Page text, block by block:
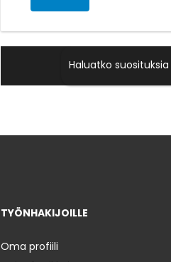
Haluatko
TYÖNHAKIJOILLE
Oma profiili